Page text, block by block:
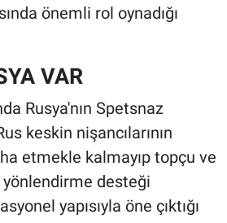
önemli rol oynadığı
VAR
Rusya'nın Spetsnaz
keskin nişancılarının
etmekle kalmayıp topçu ve
desteği
yapısıyla öne çıktığı